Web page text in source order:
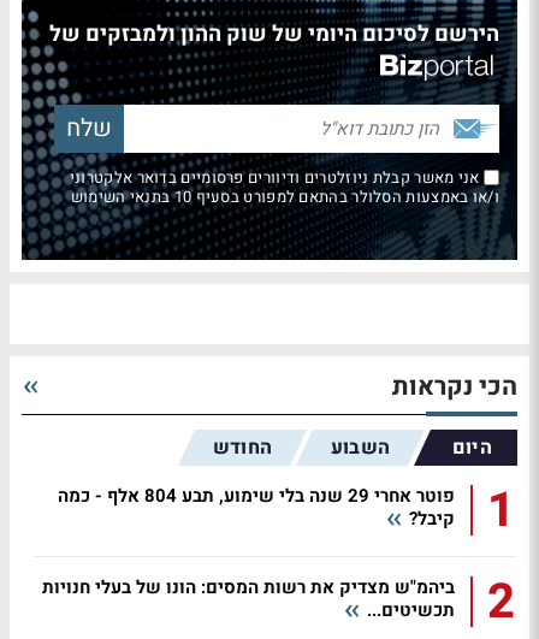
הירשם לסיכום היומי של שוק ההון ולמבזקים של
אני מאשר קבלת ניוזלטרים ודיוורים פרסומיים בדואר אלקטרוני
ו/או באמצעות הסלולר בהתאם למפורט בסעיף 10 בתנאי השימוש
הכי נקראות
היום השבוע החודש
1
פוטר אחרי 29 שנה בלי שימוע, תבע 804 אלף - כמה
קיבל?
2
ביהמ"ש מצדיק את רשות המסים: הונו של בעלי חנויות
תכשיטים...